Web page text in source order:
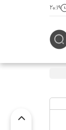
۲۰:۱۹